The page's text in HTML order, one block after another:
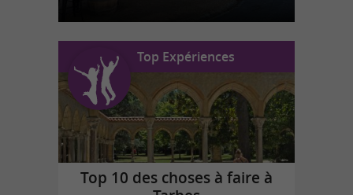
Top Expériences
Top 10 des choses à faire à